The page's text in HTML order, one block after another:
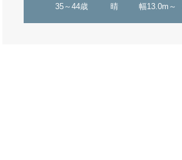
35～44歳 晴 幅13.0m～